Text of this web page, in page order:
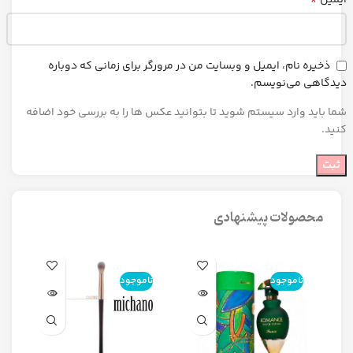
ذخیره نام، ایمیل و وبسایت من در مرورگر برای زمانی که دوباره
دیدگاهی می‌نویسم.
شما باید وارد سیستم شوید تا بتوانید عکس ها را به بررسی خود اضافه
کنید.
محصولات پیشنهادی
ناموجود ناموجود